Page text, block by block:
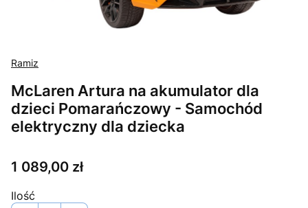
Ramiz
McLaren Artura na akumulator dla
dzieci Pomarańczowy - Samochód
elektryczny dla dziecka
Cena
1 089,00 zł
Ilość